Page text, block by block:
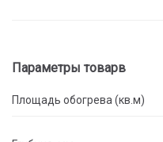
Параметры товарв
Площадь обогрева (кв.м)